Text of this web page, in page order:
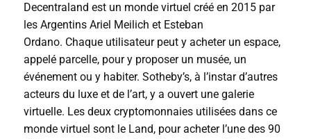
Decentraland est un monde virtuel créé en 2015 par
les Argentins Ariel Meilich et Esteban
Ordano. Chaque utilisateur peut y acheter un espace,
appelé parcelle, pour y proposer un musée, un
événement ou y habiter. Sotheby’s, à l’instar d’autres
acteurs du luxe et de l’art, y a ouvert une galerie
virtuelle. Les deux cryptomonnaies utilisées dans ce
monde virtuel sont le Land, pour acheter l’une des 90